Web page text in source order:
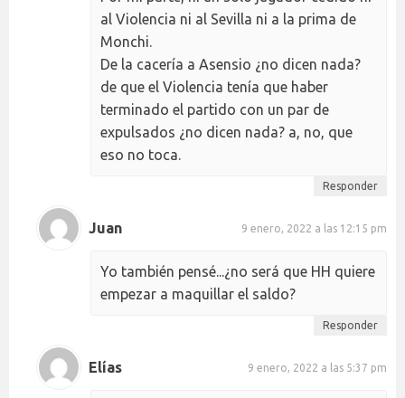
al Violencia ni al Sevilla ni a la prima de
Monchi.
De la cacería a Asensio ¿no dicen nada?
de que el Violencia tenía que haber
terminado el partido con un par de
expulsados ¿no dicen nada? a, no, que
eso no toca.
Responder
Juan 9 enero, 2022 a las 12:15 pm
Yo también pensé...¿no será que HH quiere
empezar a maquillar el saldo?
Responder
Elías 9 enero, 2022 a las 5:37 pm